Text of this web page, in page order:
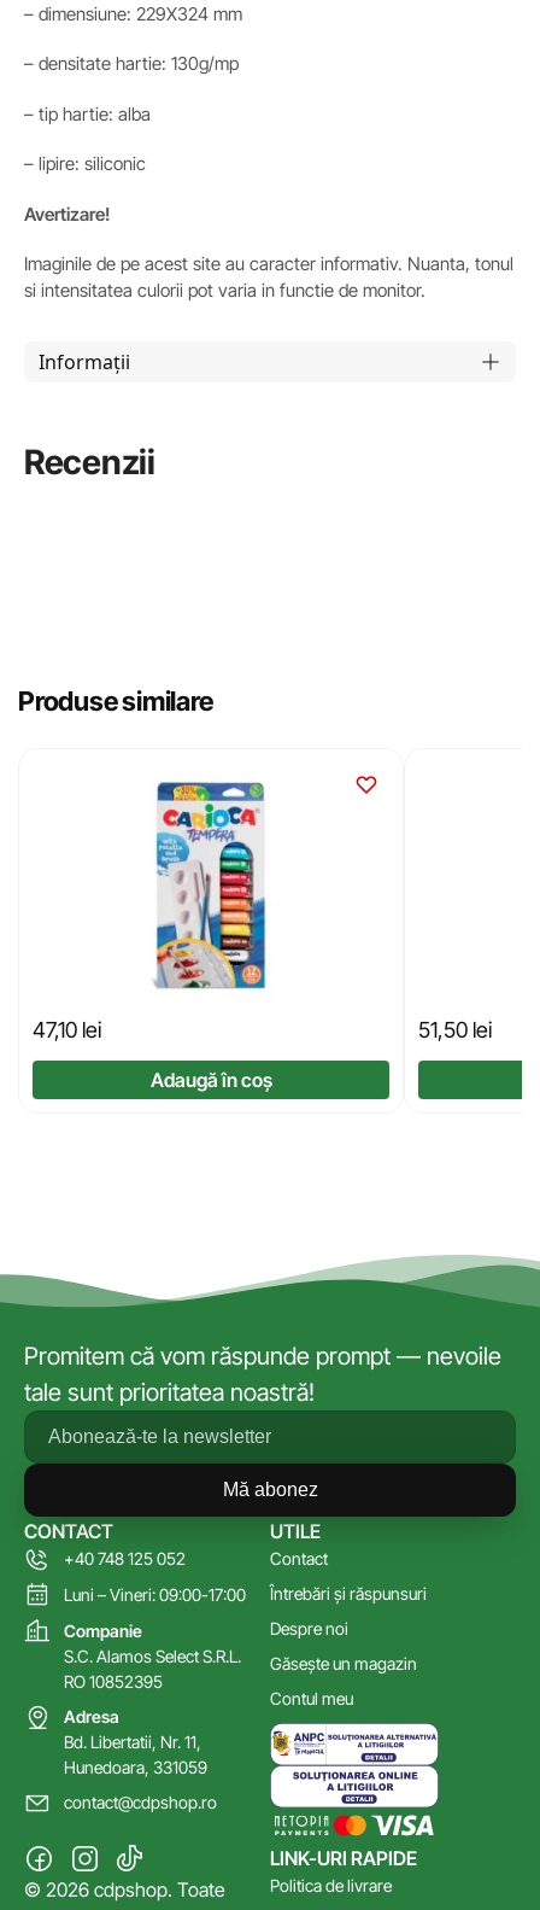
– dimensiune: 229X324 mm
– densitate hartie: 130g/mp
– tip hartie: alba
– lipire: siliconic
Avertizare!
Imaginile de pe acest site au caracter informativ. Nuanta, tonul
si intensitatea culorii pot varia in functie de monitor.
Informații
Recenzii
Produse similare
47,10 lei
Adaugă în coș
51,50 lei
Promitem că vom răspunde prompt — nevoile
tale sunt prioritatea noastră!
Mă abonez
LINK-URI RAPIDE
Politica de livrare
UTILE
Contact
Întrebări și răspunsuri
Despre noi
Găsește un magazin
Contul meu
CONTACT
+40 748 125 052
Luni – Vineri: 09:00-17:00
Companie
S.C. Alamos Select S.R.L.
RO 10852395
Adresa
Bd. Libertatii, Nr. 11,
Hunedoara, 331059
contact@cdpshop.ro
© 2026 cdpshop. Toate